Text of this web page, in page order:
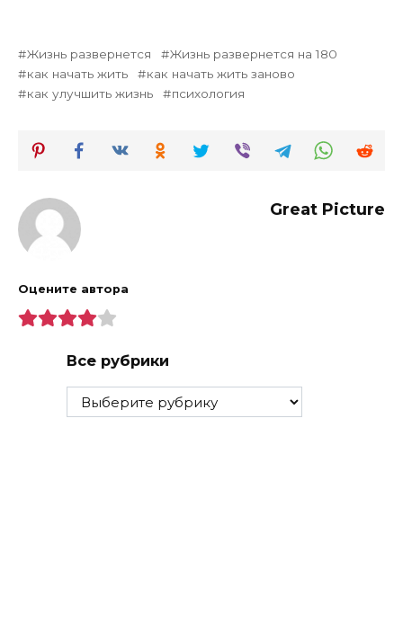
Жизнь развернется
Жизнь развернется на 180
как начать жить
как начать жить заново
как улучшить жизнь
психология
Great Picture
Оцените автора
Все рубрики
Все
рубрики